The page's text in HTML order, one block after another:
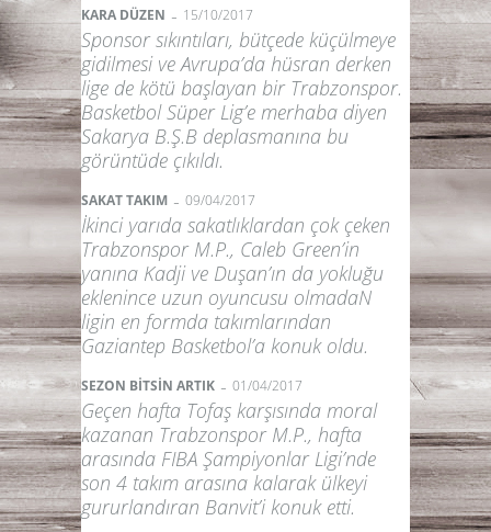
KARA DÜZEN - 15/10/2017
Sponsor sıkıntıları, bütçede küçülmeye
gidilmesi ve Avrupa’da hüsran derken
lige de kötü başlayan bir Trabzonspor.
Basketbol Süper Lig’e merhaba diyen
Sakarya B.Ş.B deplasmanına bu
görüntüde çıkıldı.
SAKAT TAKIM - 09/04/2017
İkinci yarıda sakatlıklardan çok çeken
Trabzonspor M.P., Caleb Green’in
yanına Kadji ve Duşan’ın da yokluğu
eklenince uzun oyuncusu olmadaN
ligin en formda takımlarından
Gaziantep Basketbol’a konuk oldu.
SEZON BİTSİN ARTIK - 01/04/2017
Geçen hafta Tofaş karşısında moral
kazanan Trabzonspor M.P., hafta
arasında FIBA Şampiyonlar Ligi’nde
son 4 takım arasına kalarak ülkeyi
gururlandıran Banvit’i konuk etti.